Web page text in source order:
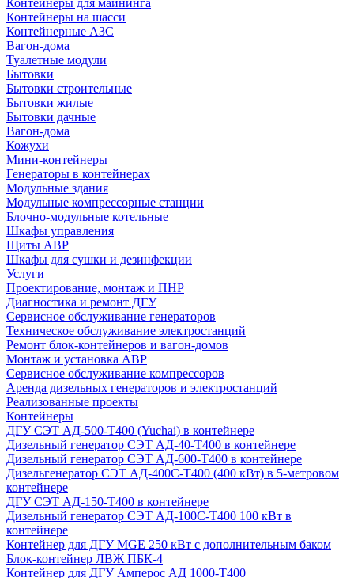
Контейнеры для майнинга
Контейнеры на шасси
Контейнерные АЗС
Вагон-дома
Туалетные модули
Бытовки
Бытовки строительные
Бытовки жилые
Бытовки дачные
Вагон-дома
Кожухи
Мини-контейнеры
Генераторы в контейнерах
Модульные здания
Модульные компрессорные станции
Блочно-модульные котельные
Шкафы управления
Щиты АВР
Шкафы для сушки и дезинфекции
Услуги
Проектирование, монтаж и ПНР
Диагностика и ремонт ДГУ
Сервисное обслуживание генераторов
Техническое обслуживание электростанций
Ремонт блок-контейнеров и вагон-домов
Монтаж и установка АВР
Сервисное обслуживание компрессоров
Аренда дизельных генераторов и электростанций
Реализованные проекты
Контейнеры
ДГУ СЭТ АД-500-Т400 (Yuchai) в контейнере
Дизельный генератор СЭТ АД-40-Т400 в контейнере
Дизельный генератор СЭТ АД-600-Т400 в контейнере
Дизельгенератор СЭТ АД-400С-Т400 (400 кВт) в 5-метровом
контейнере
ДГУ СЭТ АД-150-Т400 в контейнере
Дизельный генератор СЭТ АД-100С-Т400 100 кВт в
контейнере
Контейнер для ДГУ MGE 250 кВт с дополнительным баком
Блок-контейнер ЛВЖ ПБК-4
Контейнер для ДГУ Амперос АД 1000-Т400